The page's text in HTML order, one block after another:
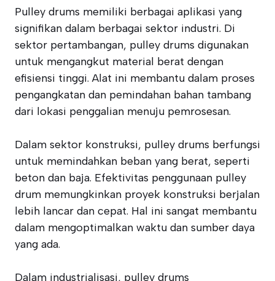
Pulley drums memiliki berbagai aplikasi yang
signifikan dalam berbagai sektor industri. Di
sektor pertambangan, pulley drums digunakan
untuk mengangkut material berat dengan
efisiensi tinggi. Alat ini membantu dalam proses
pengangkatan dan pemindahan bahan tambang
dari lokasi penggalian menuju pemrosesan.
Dalam sektor konstruksi, pulley drums berfungsi
untuk memindahkan beban yang berat, seperti
beton dan baja. Efektivitas penggunaan pulley
drum memungkinkan proyek konstruksi berjalan
lebih lancar dan cepat. Hal ini sangat membantu
dalam mengoptimalkan waktu dan sumber daya
yang ada.
Dalam industrialisasi, pulley drums